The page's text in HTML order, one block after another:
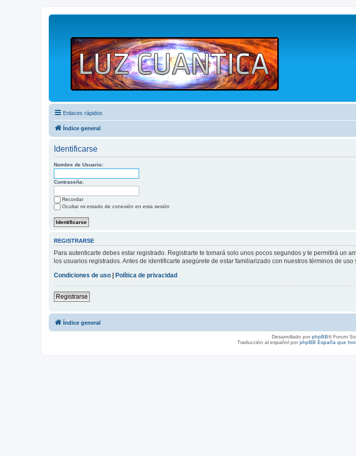
Enlaces rápidos
Índice general
Identificarse
Nombre de Usuario:
Contraseña:
Recordar
Ocultar mi estado de conexión en esta sesión
REGISTRARSE
Para autenticarte debes estar registrado. Registrarte te tomará solo unos pocos segundos y te permitirá un
los usuarios registrados. Antes de identificarte asegúrete de estar familiarizado con nuestros términos de
Condiciones de uso | Política de privacidad
Registrarse
Índice general
Desarrollado porphpBB® Forum
Traducción al español porphpBB España que